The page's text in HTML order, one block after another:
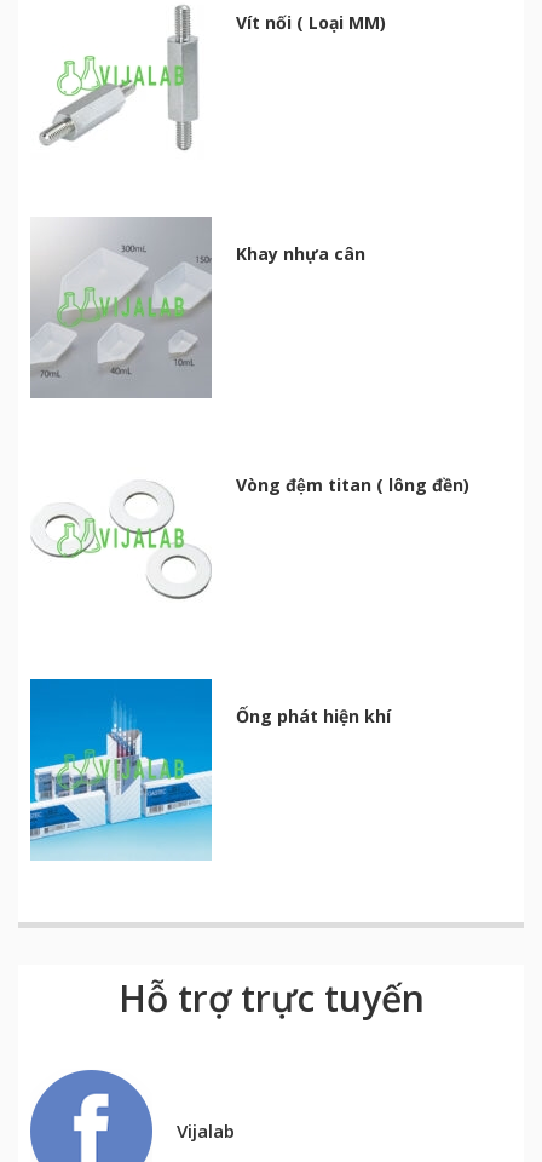
Vít nối ( Loại MM)
Khay nhựa cân
Vòng đệm titan ( lông đền)
Ống phát hiện khí
Hỗ trợ trực tuyến
Vijalab